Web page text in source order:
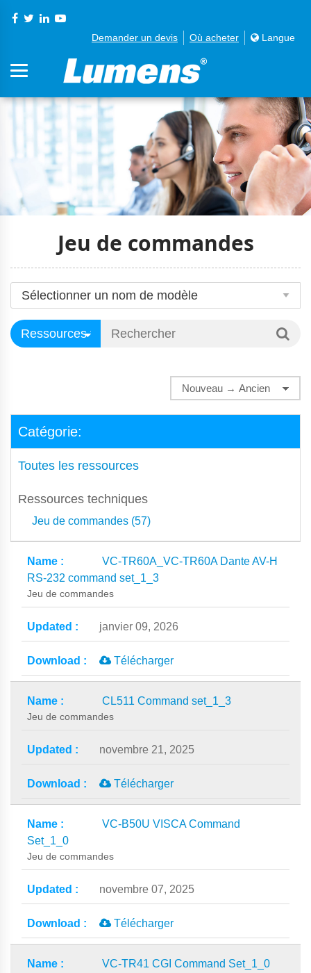
Demander un devis Où acheter Langue
Jeu de commandes
Catégorie:
Toutes les ressources
Ressources techniques
Jeu de commandes (57)
VC-TR60A_VC-TR60A Dante AV-H
RS-232 command set_1_3
Jeu de commandes
janvier 09, 2026
Télécharger
CL511 Command set_1_3
Jeu de commandes
novembre 21, 2025
Télécharger
VC-B50U VISCA Command
Set_1_0
Jeu de commandes
novembre 07, 2025
Télécharger
VC-TR41 CGI Command Set_1_0